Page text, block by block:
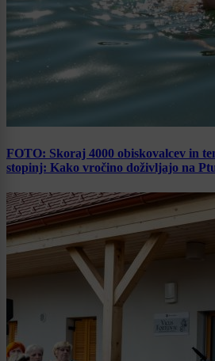
FOTO: Skoraj 4000 obiskovalcev in
stopinj: Kako vročino doživljajo na